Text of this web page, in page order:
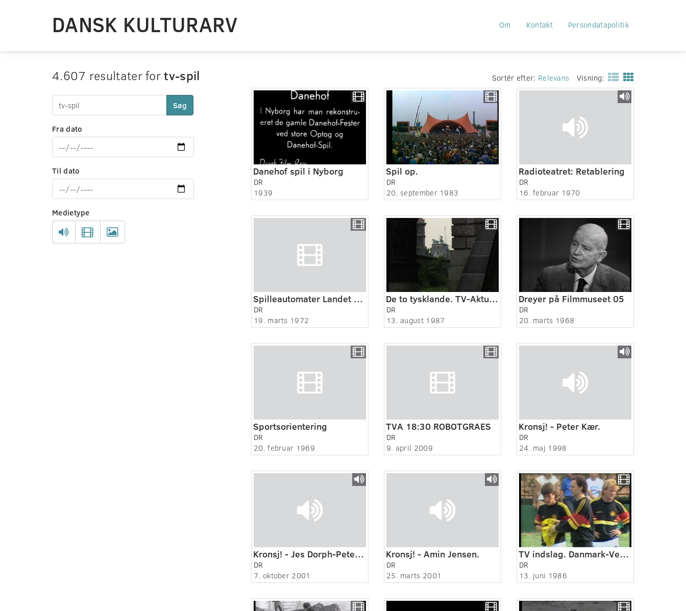
DANSK KULTURARV Om Kontakt Persondatapolitik
4.607 resultater fortv-spil
Søg
Fra dato
Til dato
Medietype
Sortér efter: Relevans Visning:
Danehof spil i Nyborg
DR
1939
Spil op.
DR
20. september 1983
Radioteatret: Retablering
DR
16. februar 1970
Spilleautomater Landet rundt.
DR
19. marts 1972
De to tysklande. TV-Aktuelt Sekvens. 13.08.1987
DR
13. august 1987
Dreyer på Filmmuseet 05
DR
20. marts 1968
Sportsorientering
DR
20. februar 1969
TVA 18:30 ROBOTGRAES
DR
9. april 2009
Kronsj! - Peter Kær.
DR
24. maj 1998
Kronsj! - Jes Dorph-Petersen.
DR
7. oktober 2001
Kronsj! - Amin Jensen.
DR
25. marts 2001
TV indslag. Danmark-Vesttyskland Fodbold
DR
13. juni 1986